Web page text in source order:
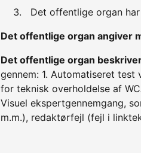
Det offentlige organ
Det offentlige organ angiver
Det offentlige organ
gennem: 1. Automatiseret
for teknisk overholdelse af
Visuel ekspertgennemgang,
m.m.), redaktørfejl (fejl i